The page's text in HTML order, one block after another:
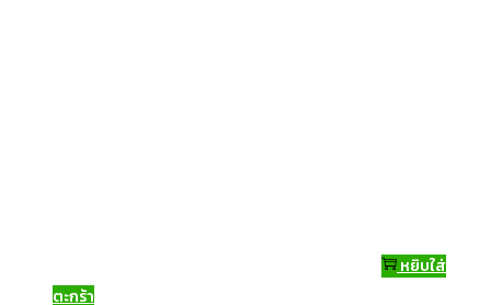
หยิบใส่
ตะกร้า